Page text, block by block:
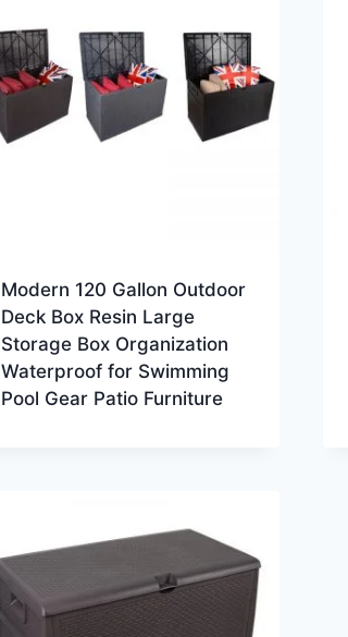
Modern 120 Gallon Outdoor
Deck Box Resin Large
Storage Box Organization
Waterproof for Swimming
Pool Gear Patio Furniture